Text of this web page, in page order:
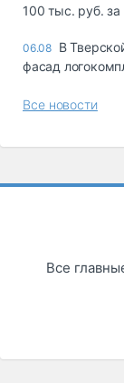
100 тыс. руб.
06.08 В
фасад
Все новости
Все